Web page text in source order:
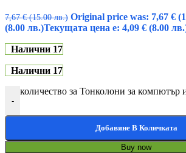
7,67€ (15.00 лв.) Original price was: 7,67 €
(8.00 лв.)Текущата цена е: 4,09 € (8.00
Налични 17
Налични 17
-
количество за Тонколони за
Добавяне В Количката
Buy now